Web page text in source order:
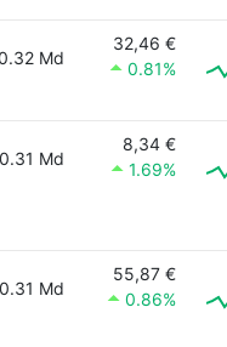
Md
32,46 €
0.81%
0.31 Md
8,34 €
1.69%
0.31 Md
55,87 €
0.86%